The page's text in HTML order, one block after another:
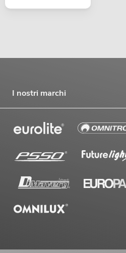
I nostri marchi